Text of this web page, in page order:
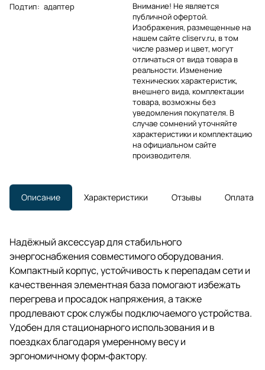
Подтип: адаптер
Внимание! Не является
публичной офертой.
Изображения, размещенные на
нашем сайте cliserv.ru, в том
числе размер и цвет, могут
отличаться от вида товара в
реальности. Изменение
технических характеристик,
внешнего вида, комплектации
товара, возможны без
уведомления покупателя. В
случае сомнений уточняйте
характеристики и комплектацию
на официальном сайте
производителя.
Описание Характеристики Отзывы Оплата
Надёжный аксессуар для стабильного
энергоснабжения совместимого оборудования.
Компактный корпус, устойчивость к перепадам сети и
качественная элементная база помогают избежать
перегрева и просадок напряжения, а также
продлевают срок службы подключаемого устройства.
Удобен для стационарного использования и в
поездках благодаря умеренному весу и
эргономичному форм‑фактору.